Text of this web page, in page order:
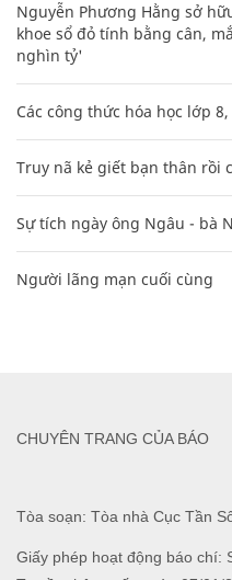
Nguyễn Phương Hằng sở
khoe sổ đỏ tính bằng cân,
nghìn tỷ'
Các công thức hóa học lớp
Truy nã kẻ giết bạn thân rồi
Sự tích ngày ông Ngâu - bà
Người lãng mạn cuối cùng
Tòa soạn: Tòa nhà Cục Tần
Giấy phép hoạt động báo chí:
CHUYÊN TRANG CỦA BÁO